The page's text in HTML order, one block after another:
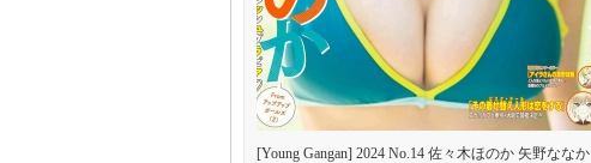
[Young Gangan] 2024 No.14 佐々木ほのか 矢野ななか